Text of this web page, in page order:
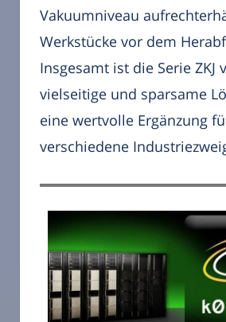
Vakuumniveau
Werkstücke vor dem
Insgesamt ist die Serie ZKJ
vielseitige und sparsame
eine wertvolle Ergänzung
verschiedene